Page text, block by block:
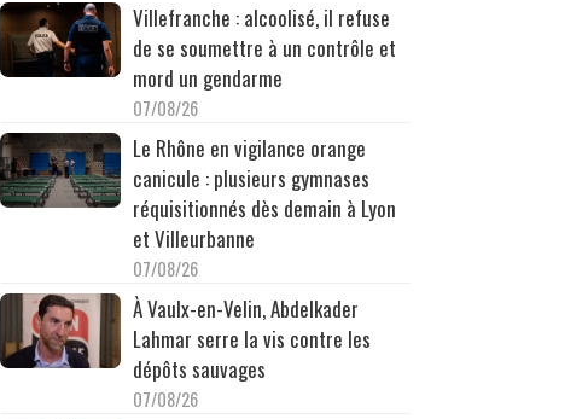
Villefranche : alcoolisé, il refuse
de se soumettre à un contrôle et
mord un gendarme
07/08/26
Le Rhône en vigilance orange
canicule : plusieurs gymnases
réquisitionnés dès demain à Lyon
et Villeurbanne
07/08/26
À Vaulx-en-Velin, Abdelkader
Lahmar serre la vis contre les
dépôts sauvages
07/08/26